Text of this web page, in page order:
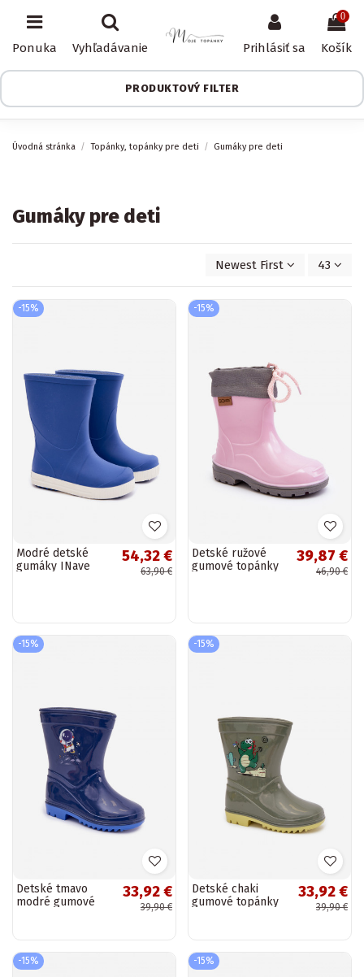
Ponuka Vyhľadávanie Prihlásiť sa
0
Košík
PRODUKTOVÝ FILTER
Úvodná stránka Topánky, topánky pre deti Gumáky pre deti
Gumáky pre deti
Newest First 43
-15%
Modré detské
gumáky INave
54,32 €
63,90 €
-15%
Detské ružové
gumové topánky
39,87 €
46,90 €
-15%
Detské tmavo
modré gumové
33,92 €
39,90 €
-15%
Detské chaki
gumové topánky
33,92 €
39,90 €
-15% -15%